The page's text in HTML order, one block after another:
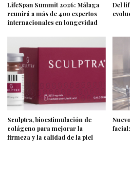
LifeSpan Summit 2026: Málaga
reunirá a más de 400 expertos
internacionales en longevidad
Del
Sculptra, bioestimulación de
colágeno para mejorar la
firmeza y la calidad de la piel